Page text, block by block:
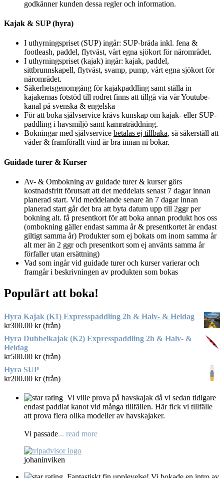
godkänner kunden dessa regler och information.
Kajak & SUP (hyra)
I uthyrningspriset (SUP) ingår: SUP-bräda inkl. fena &
footleash, paddel, flytväst, vårt egna sjökort för närområdet.
I uthyrningspriset (kajak) ingår: kajak, paddel,
sittbrunnskapell, flytväst, svamp, pump, vårt egna sjökort för
närområdet.
Säkerhetsgenomgång för kajakpaddling samt ställa in
kajakernas fotstöd till rodret finns att tillgå via vår Youtube-
kanal på svenska & engelska
För att boka självservice krävs kunskap om kajak- eller SUP-
paddling i havsmiljö samt kamraträddning.
Bokningar med självservice betalas ej tillbaka, så säkerställ att
väder & framförallt vind är bra innan ni bokar.
Guidade turer & Kurser
Av- & Ombokning av guidade turer & kurser görs
kostnadsfritt förutsatt att det meddelats senast 7 dagar innan
planerad start. Vid meddelande senare än 7 dagar innan
planerad start går det bra att byta datum upp till 2ggr per
bokning alt. få presentkort för att boka annan produkt hos oss
(ombokning gäller endast samma år & presentkortet är endast
giltigt samma år) Produkter som ej bokats om inom samma år
alt mer än 2 ggr och presentkort som ej använts samma år
förfaller utan ersättning)
Vad som ingår vid guidade turer och kurser varierar och
framgår i beskrivningen av produkten som bokas
Populärt att boka!
Hyra Kajak (K1) Expresspaddling 2h & Halv- & Heldag
kr300.00 kr (från)
Hyra Dubbelkajak (K2) Expresspaddling 2h & Halv- &
Heldag
kr500.00 kr (från)
Hyra SUP
kr200.00 kr (från)
Vi ville prova på havskajak då vi sedan tidigare
endast paddlat kanot vid många tillfällen. Här fick vi tillfälle
att prova flera olika modeller av havskajaker.
Vi passade... read more
johaninviken